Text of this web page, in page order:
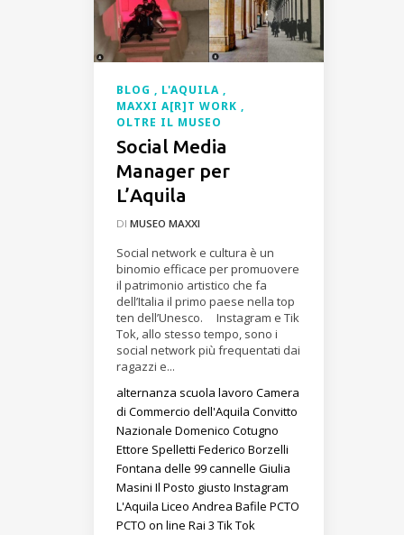
BLOG
L'AQUILA
MAXXI A[R]T WORK
OLTRE IL MUSEO
Social Media
Manager per
L’Aquila
DI MUSEO MAXXI
Social network e cultura è un
binomio efficace per promuovere
il patrimonio artistico che fa
dell’Italia il primo paese nella top
ten dell’Unesco. Instagram e Tik
Tok, allo stesso tempo, sono i
social network più frequentati dai
ragazzi e...
alternanza scuola lavoro Camera
di Commercio dell'Aquila Convitto
Nazionale Domenico Cotugno
Ettore Spelletti Federico Borzelli
Fontana delle 99 cannelle Giulia
Masini Il Posto giusto Instagram
L'Aquila Liceo Andrea Bafile PCTO
PCTO on line Rai 3 Tik Tok